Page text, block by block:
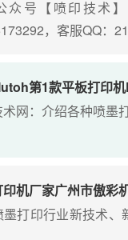
众号【喷印技术
，客服QQ：
第1款平板打印
网：介绍各种喷墨
机厂家广州市傲彩
墨打印行业新技术